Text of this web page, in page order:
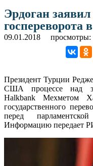
Эрдоган
госпереворота
09.01.2018 просмотры:
Президент Турции
США процессе над
Halkbank Мехметом
государственного
перед
Информацию передает